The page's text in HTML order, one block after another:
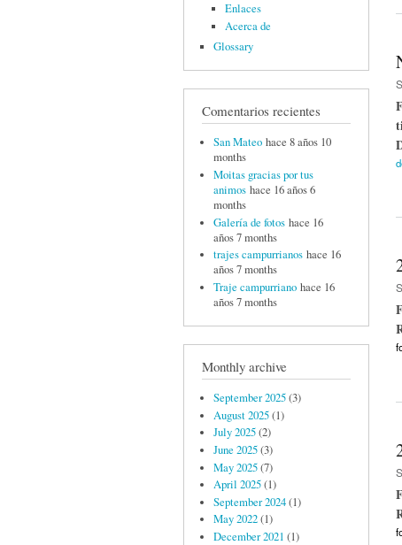
Enlaces
Acerca de
Glossary
Comentarios recientes
San Mateo hace 8 años 10
months
Moitas gracias por tus
animos hace 16 años 6
months
Galería de fotos hace 16
años 7 months
trajes campurrianos hace 16
años 7 months
Traje campurriano hace 16
años 7 months
Monthly archive
September 2025(3)
August 2025(1)
July 2025(2)
June 2025(3)
May 2025(7)
April 2025(1)
September 2024(1)
May 2022(1)
December 2021 (1)